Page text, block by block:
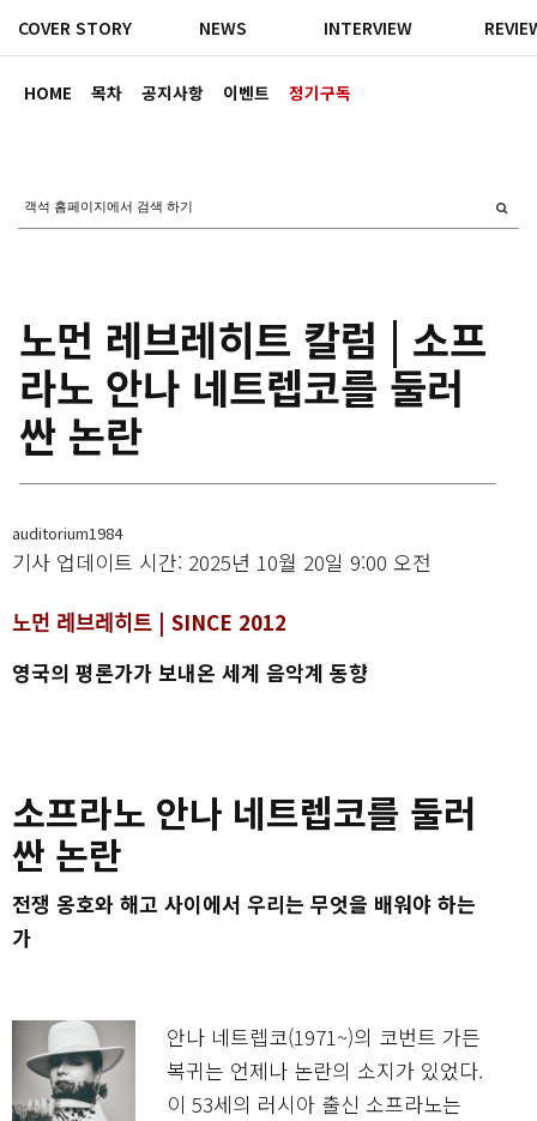
HOME 목차 공지사항 이벤트 정기구독
COVER STORY NEWS INTERVIEW
노먼 레브레히트 칼럼 | 소프
라노 안나 네트렙코를 둘러
싼 논란
auditorium1984
기사 업데이트 시간: 2025년 10월 20일 9:00 오전
노먼 레브레히트 | SINCE 2012
영국의 평론가가 보내온 세계 음악계 동향
소프라노 안나 네트렙코를 둘러
싼 논란
전쟁 옹호와 해고 사이에서 우리는 무엇을 배워야 하는
가
안나 네트렙코(1971~)의 코번트 가든
복귀는 언제나 논란의 소지가 있었다.
이 53세의 러시아 출신 소프라노는